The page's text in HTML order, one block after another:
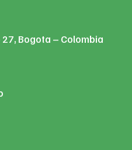
27, Bogota – Colombia